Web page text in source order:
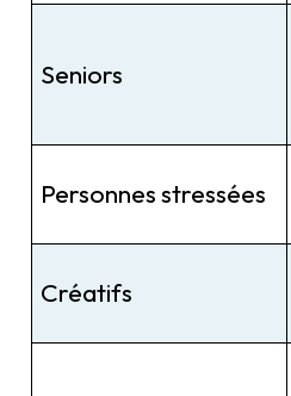
Seniors
Personnes stressées
Créatifs